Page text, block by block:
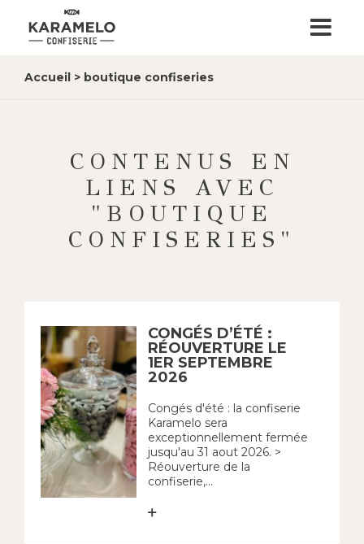
Accueil > boutique confiseries
CONTENUS EN
LIENS AVEC
"BOUTIQUE
CONFISERIES"
CONGÉS D’ÉTÉ :
RÉOUVERTURE LE
1ER SEPTEMBRE
2026
Congés d'été : la confiserie
Karamelo sera
exceptionnellement fermée
jusqu'au 31 aout 2026. >
Réouverture de la
confiserie,...